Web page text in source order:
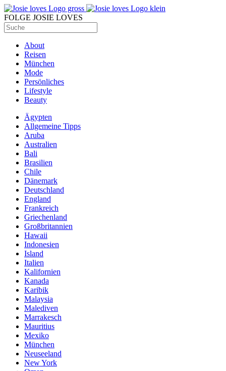
FOLGE JOSIE LOVES
About
Reisen
München
Mode
Persönliches
Lifestyle
Beauty
Ägypten
Allgemeine Tipps
Aruba
Australien
Bali
Brasilien
Chile
Dänemark
Deutschland
England
Frankreich
Griechenland
Großbritannien
Hawaii
Indonesien
Island
Italien
Kalifornien
Kanada
Karibik
Malaysia
Malediven
Marrakesch
Mauritius
Mexiko
München
Neuseeland
New York